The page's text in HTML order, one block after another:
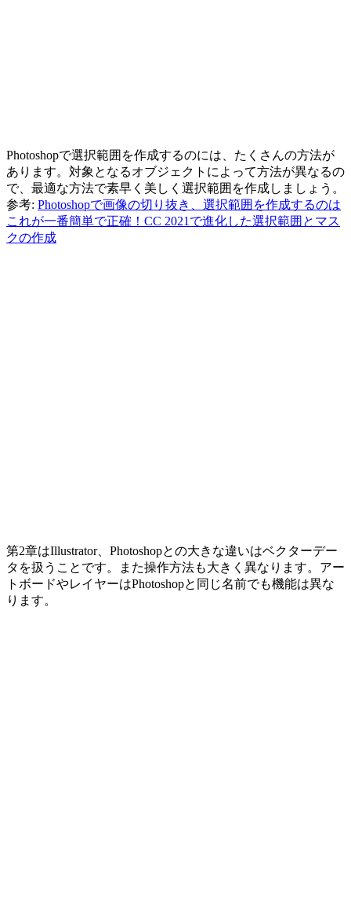
Photoshopで選択範囲を作成するのには、たくさんの方法が
あります。対象となるオブジェクトによって方法が異なるの
で、最適な方法で素早く美しく選択範囲を作成しましょう。
参考: Photoshopで画像の切り抜き、選択範囲を作成するのは
これが一番簡単で正確！CC 2021で進化した選択範囲とマス
クの作成
第2章はIllustrator、Photoshopとの大きな違いはベクターデー
タを扱うことです。また操作方法も大きく異なります。アー
トボードやレイヤーはPhotoshopと同じ名前でも機能は異な
ります。